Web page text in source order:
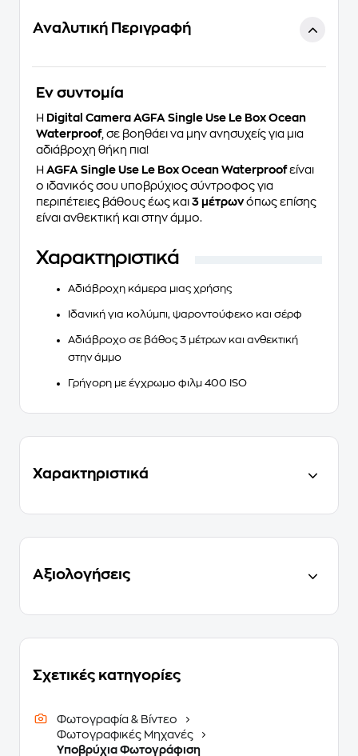
Αναλυτική Περιγραφή
Eν συντομία
Η Digital Camera AGFA Single Use Le Box Ocean
Waterproof, σε βοηθάει να μην ανησυχείς για μια
αδιάβροχη θήκη πια!
Η AGFA Single Use Le Box Ocean Waterproofείναι
ο ιδανικός σου υποβρύχιος σύντροφος για
περιπέτειες βάθους έως και 3 μέτρωνόπως επίσης
είναι ανθεκτική και στην άμμο.
Χαρακτηριστικά
Aδιάβροχη κάμερα μιας χρήσης
Ιδανική για κολύμπι, ψαροντούφεκο και σέρφ
Αδιάβροχο σε βάθος 3 μέτρων και ανθεκτική
στην άμμο
Γρήγορη με έγχρωμο φιλμ 400 ISO
Χαρακτηριστικά
Αξιολογήσεις
Σχετικές κατηγορίες
Φωτογραφία & Βίντεο
Φωτογραφικές Μηχανές
Υποβρύχια Φωτογράφιση